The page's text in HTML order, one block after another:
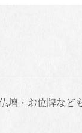
壇・お位牌な